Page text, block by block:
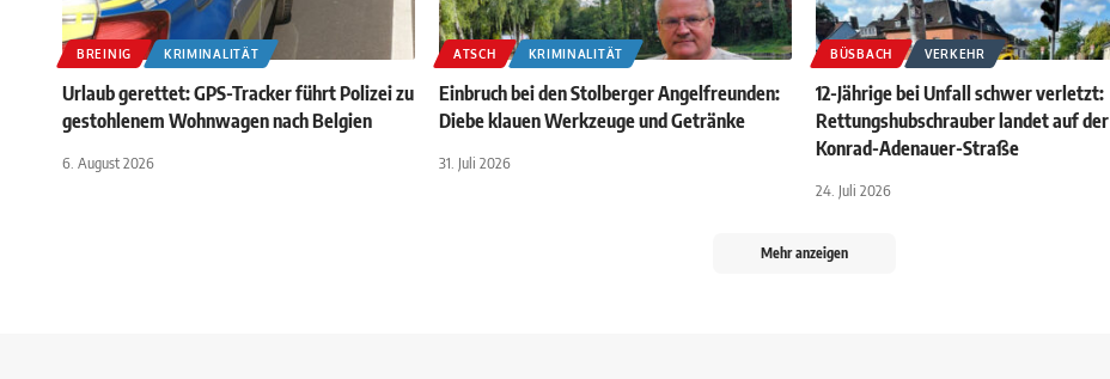
BREINIG KRIMINALITÄT
Urlaub gerettet: GPS-Tracker führt Polizei zu
gestohlenem Wohnwagen nach Belgien
6. August 2026
ATSCH KRIMINALITÄT
Einbruch bei den Stolberger Angelfreunden:
Diebe klauen Werkzeuge und Getränke
31. Juli 2026
BÜSBACH VERKEHR
12-Jährige bei Unfall schwer verletzt:
Rettungshubschrauber landet auf der
Konrad-Adenauer-Straße
24. Juli 2026
Mehr anzeigen